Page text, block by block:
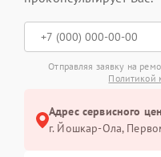
Отправляя заявку на
Политикой
Адрес сервисного
г. Йошкар-Ола,